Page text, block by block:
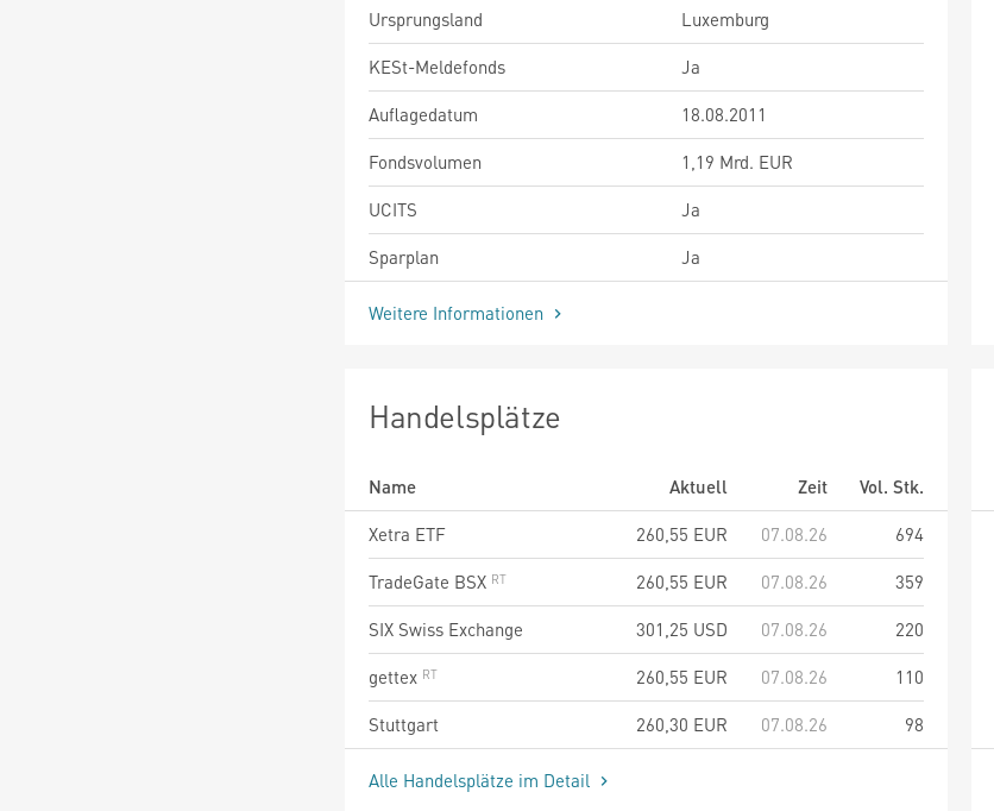
Ursprungsland
Luxemburg
KESt-Meldefonds
Ja
Auflagedatum
18.08.2011
Fondsvolumen
1,19 Mrd. EUR
UCITS
Ja
Sparplan
Ja
Weitere Informationen
Handelsplätze
Name Aktuell Zeit
Vol. Stk.
Xetra ETF
260,55 EUR 07.08.26
694
TradeGate BSX
260,55 EUR 07.08.26
359
SIX Swiss Exchange
301,25 USD 07.08.26
220
gettex
260,55 EUR 07.08.26
110
Stuttgart
260,30 EUR 07.08.26 98
Alle Handelsplätze im Detail